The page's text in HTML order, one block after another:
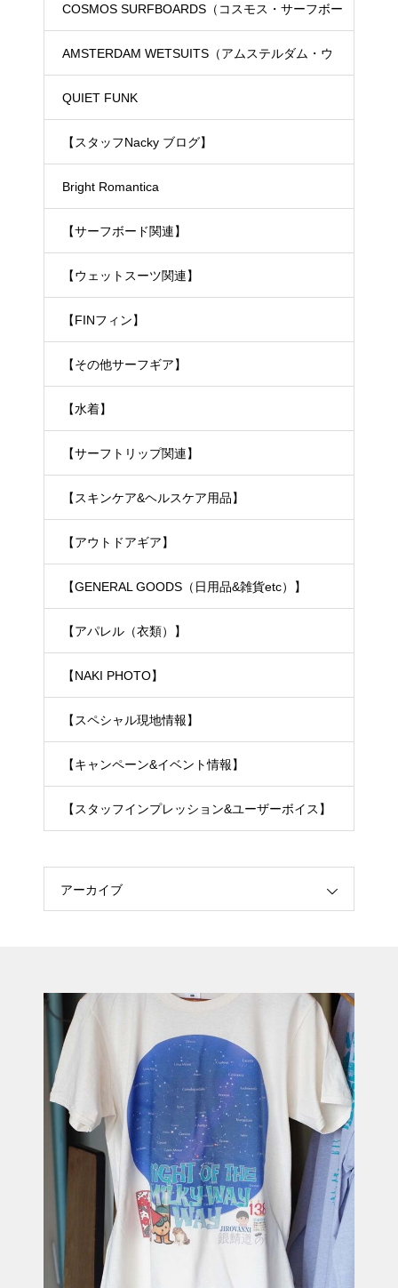
COSMOS SURFBOARDS（コスモス・サーフボー
ド）
AMSTERDAM WETSUITS（アムステルダム・ウ
ェットスーツ）
QUIET FUNK
【スタッフNacky ブログ】
Bright Romantica
【サーフボード関連】
【ウェットスーツ関連】
【FINフィン】
【その他サーフギア】
【水着】
【サーフトリップ関連】
【スキンケア&ヘルスケア用品】
【アウトドアギア】
【GENERAL GOODS（日用品&雑貨etc）】
【アパレル（衣類）】
【NAKI PHOTO】
【スペシャル現地情報】
【キャンペーン&イベント情報】
【スタッフインプレッション&ユーザーボイス】
アーカイブ